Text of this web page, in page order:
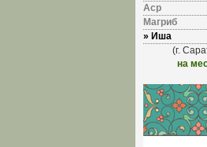
Аср
Магриб
» Иша
(г.
на